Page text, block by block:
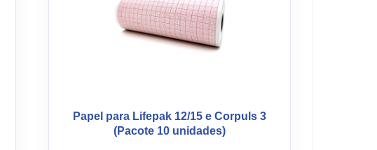
Papel para Lifepak 12/15 e Corpuls 3
(Pacote 10 unidades)